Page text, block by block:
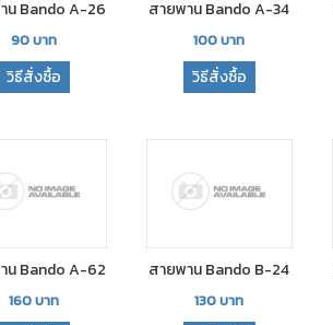
น Bando A-26
90บาท
วิธีสั่งซื้อ
สายพาน Bando A-34
100บาท
วิธีสั่งซื้อ
น Bando A-62
160บาท
สายพาน Bando B-24
130บาท